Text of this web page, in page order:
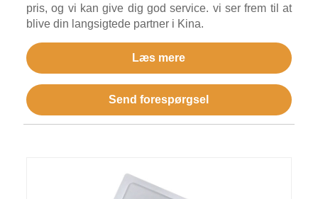
pris, og vi kan give dig god service. vi ser frem til at
blive din langsigtede partner i Kina.
Læs mere
Send forespørgsel